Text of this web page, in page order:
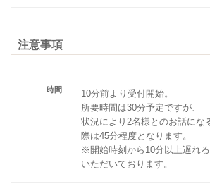
注意事項
時間
10分前より受付開始。
所要時間は30分予定ですが、
状況により2名様とのお話にな
際は45分程度となります。
※開始時刻から10分以上遅れ
いただいております。